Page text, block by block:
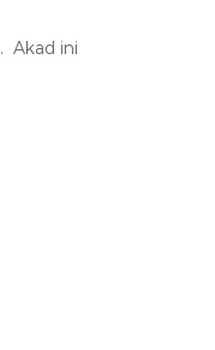
. Akad ini